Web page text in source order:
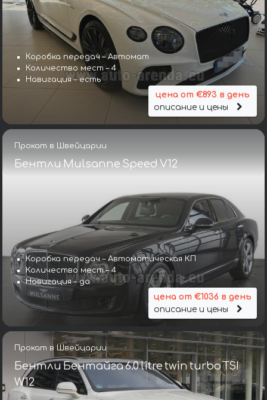
Коробка передач – Автомат
Количество мест – 4
Навигация – есть
цена от €893 в день
описание и цены
Прокат в Швейцарии
Бентли Mulsanne Speed V12
Коробка передач – Автоматическая КП
Количество мест – 4
Навигация – да
цена от €1036 в день
описание и цены
Прокат в Швейцарии
Бентли Бентайга 6.0 litre twin turbo TSI
W12